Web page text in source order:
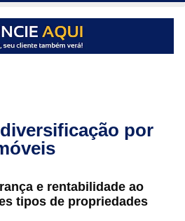
por
e rentabilidade ao
tipos de propriedades